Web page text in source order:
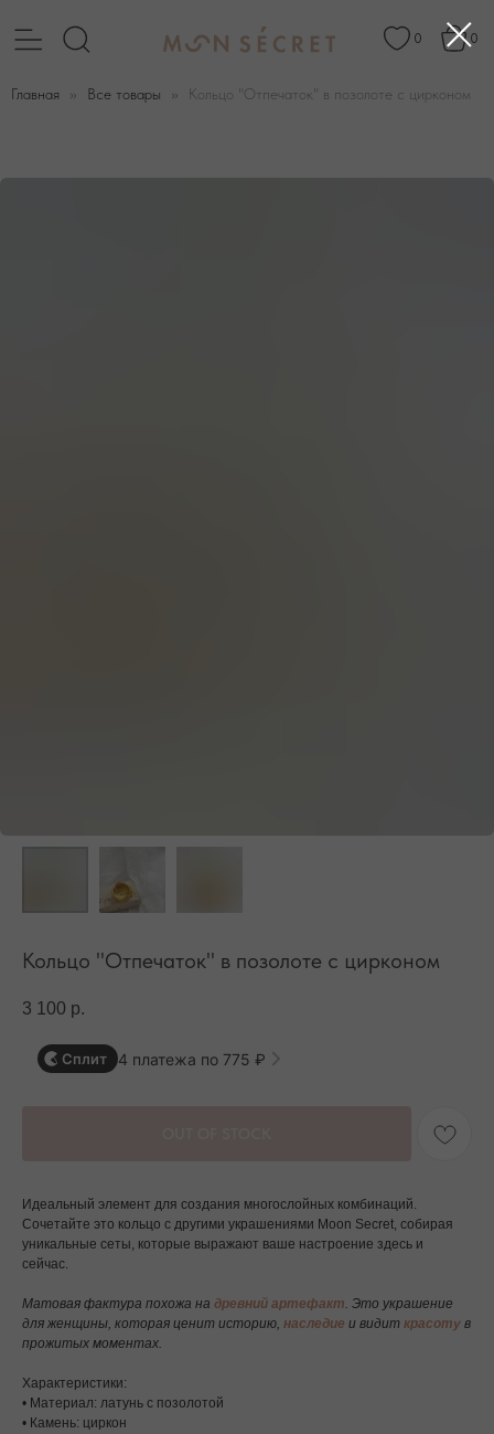
Главная Все товары Кольцо "Отпечаток" в позолоте с цирконом
Кольцо "Отпечаток" в позолоте с цирконом
3 100 р.
Сплит 4 платежа по 775 ₽
Идеальный элемент для создания многослойных комбинаций.
Сочетайте это кольцо с другими украшениями Moon Secret, собирая
уникальные сеты, которые выражают ваше настроение здесь и
сейчас.
Матовая фактура похожа на древний артефакт. Это украшение
для женщины, которая ценит историю, наследие и видит красоту в
прожитых моментах.
Характеристики:
• Материал: латунь с позолотой
• Камень: циркон